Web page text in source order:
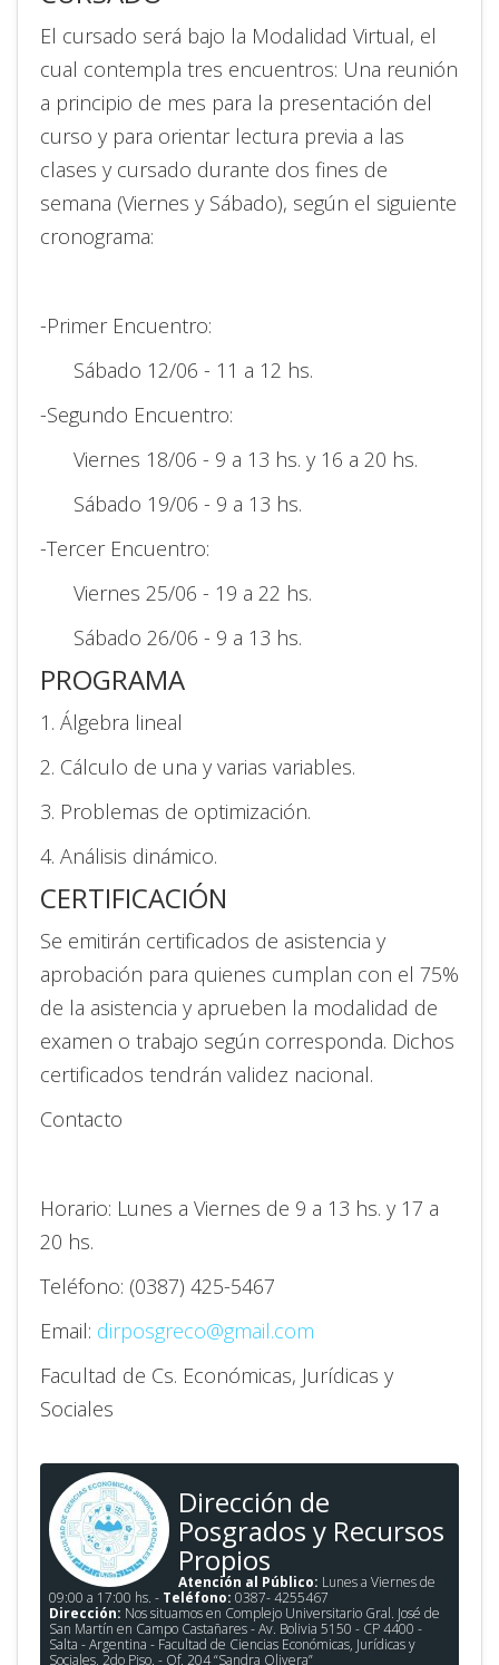
El cursado será bajo la Modalidad Virtual, el
cual contempla tres encuentros: Una reunión
a principio de mes para la presentación del
curso y para orientar lectura previa a las
clases y cursado durante dos fines de
semana (Viernes y Sábado), según el siguiente
cronograma:
-Primer Encuentro:
Sábado 12/06 - 11 a 12 hs.
-Segundo Encuentro:
Viernes 18/06 - 9 a 13 hs. y 16 a 20 hs.
Sábado 19/06 - 9 a 13 hs.
-Tercer Encuentro:
Viernes 25/06 - 19 a 22 hs.
Sábado 26/06 - 9 a 13 hs.
PROGRAMA
1. Álgebra lineal
2. Cálculo de una y varias variables.
3. Problemas de optimización.
4. Análisis dinámico.
CERTIFICACIÓN
Se emitirán certificados de asistencia y
aprobación para quienes cumplan con el 75%
de la asistencia y aprueben la modalidad de
examen o trabajo según corresponda. Dichos
certificados tendrán validez nacional.
Contacto
Horario: Lunes a Viernes de 9 a 13 hs. y 17 a
20 hs.
Teléfono: (0387) 425-5467
Email: dirposgreco@gmail.com
Facultad de Cs. Económicas, Jurídicas y
Sociales
Dirección de
Posgrados y Recursos
Propios
Atención al Público: Lunes a Viernes de
09:00 a 17:00 hs. - Teléfono: 0387- 4255467
Dirección: Nos situamos en Complejo Universitario Gral. José de
San Martín en Campo Castañares - Av. Bolivia 5150 - CP 4400 -
Salta - Argentina - Facultad de Ciencias Económicas, Jurídicas y
Sociales, 2do Piso. - Of. 204 “Sandra Olivera”